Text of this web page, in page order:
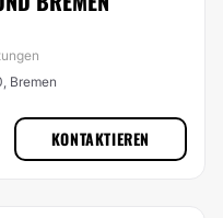
Bremen
KONTAKTIEREN